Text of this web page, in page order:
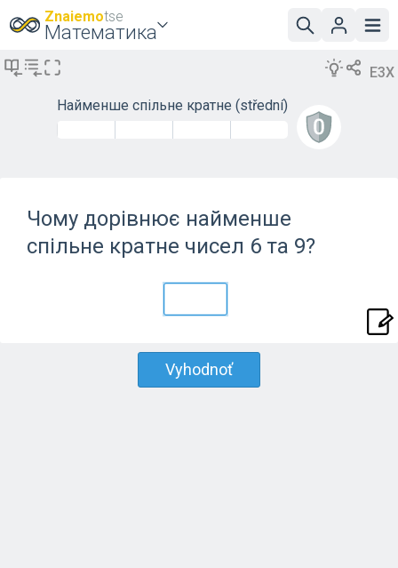
Znaiemotse
Математика
E3X
Найменше спільне кратне (střední)
Чому дорівнює найменше
спільне кратне чисел 6 та 9?
Vyhodnoť